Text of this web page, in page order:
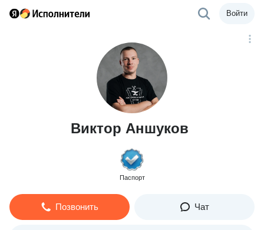
Войти
Виктор Аншуков
Паспорт
Позвонить Чат